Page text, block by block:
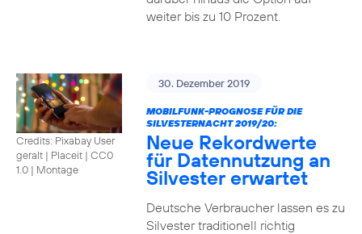
weiter bis zu 10 Prozent.
Credits: Pixabay User
geralt | Placeit | CC0
1.0 | Montage
30. Dezember 2019
MOBILFUNK-PROGNOSE FÜR DIE
SILVESTERNACHT 2019/20:
Neue Rekordwerte
für Datennutzung an
Silvester erwartet
Deutsche Verbraucher lassen es zu
Silvester traditionell richtig